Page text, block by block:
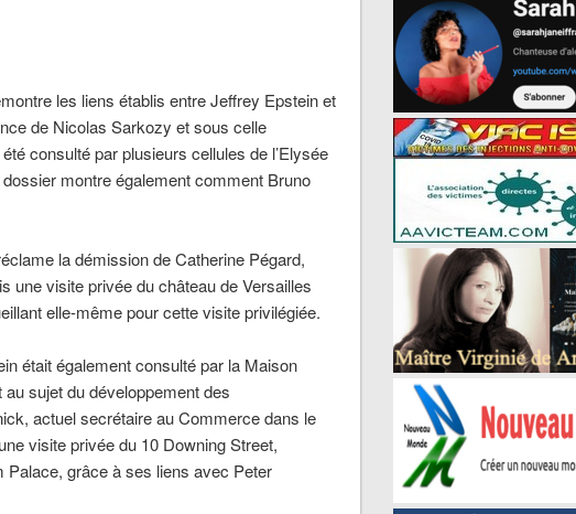
les liens établis entre Jeffrey Epstein et
de Nicolas Sarkozy et sous celle
consulté par plusieurs cellules de l’Elysée
montre également comment Bruno
la démission de Catherine Pégard,
une visite privée du château de Versailles
elle-même pour cette visite privilégiée.
était également consulté par la Maison
sujet du développement des
actuel secrétaire au Commerce dans le
visite privée du 10 Downing Street,
Palace, grâce à ses liens avec Peter